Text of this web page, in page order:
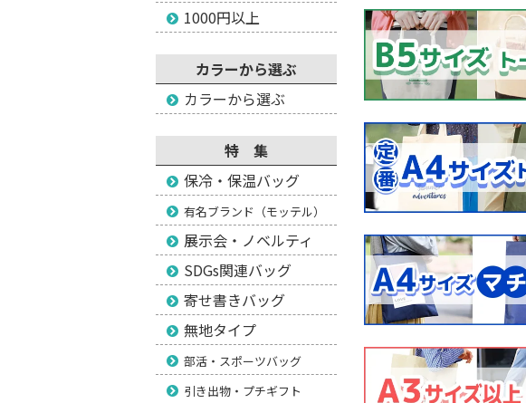
1000円以上
カラーから選ぶ
カラーから選ぶ
特 集
保冷・保温バッグ
有名ブランド（モッテル）
展示会・ノベルティ
SDGs関連バッグ
寄せ書きバッグ
無地タイプ
部活・スポーツバッグ
引き出物・プチギフト